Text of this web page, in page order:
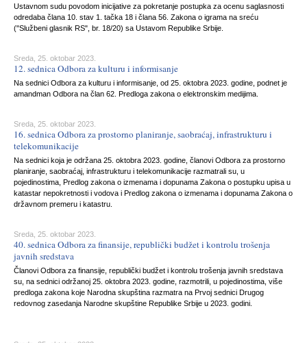
Ustavnom sudu povodom inicijative za pokretanje postupka za ocenu saglasnosti
odredaba člana 10. stav 1. tačka 18 i člana 56. Zakona o igrama na sreću
("Službeni glasnik RS", br. 18/20) sa Ustavom Republike Srbije.
Sreda, 25. oktobar 2023.
12. sednica Odbora za kulturu i informisanje
Na sednici Odbora za kulturu i informisanje, od 25. oktobra 2023. godine, podnet je
amandman Odbora na član 62. Predloga zakona o elektronskim medijima.
Sreda, 25. oktobar 2023.
16. sednica Odbora za prostorno planiranje, saobraćaj, infrastrukturu i
telekomunikacije
Na sednici koja je održana 25. oktobra 2023. godine, članovi Odbora za prostorno
planiranje, saobraćaj, infrastrukturu i telekomunikacije razmatrali su, u
pojedinostima, Predlog zakona o izmenama i dopunama Zakona o postupku upisa u
katastar nepokretnosti i vodova i Predlog zakona o izmenama i dopunama Zakona o
državnom premeru i katastru.
Sreda, 25. oktobar 2023.
40. sednica Odbora za finansije, republički budžet i kontrolu trošenja
javnih sredstava
Članovi Odbora za finansije, republički budžet i kontrolu trošenja javnih sredstava
su, na sednici održanoj 25. oktobra 2023. godine, razmotrili, u pojedinostima, više
predloga zakona koje Narodna skupština razmatra na Prvoj sednici Drugog
redovnog zasedanja Narodne skupštine Republike Srbije u 2023. godini.